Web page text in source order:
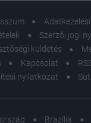
Szerzői jogi
küldetés
Kapcsolat
nyilatkozat
Brazília